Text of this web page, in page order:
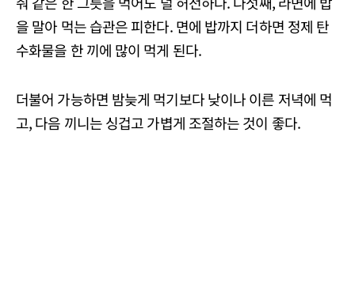
을 말아 먹는 습관은 피한다. 면에 밥까지 더하면 정제 탄
수화물을 한 끼에 많이 먹게 된다.
더불어 가능하면 밤늦게 먹기보다 낮이나 이른 저녁에 먹
고, 다음 끼니는 싱겁고 가볍게 조절하는 것이 좋다.